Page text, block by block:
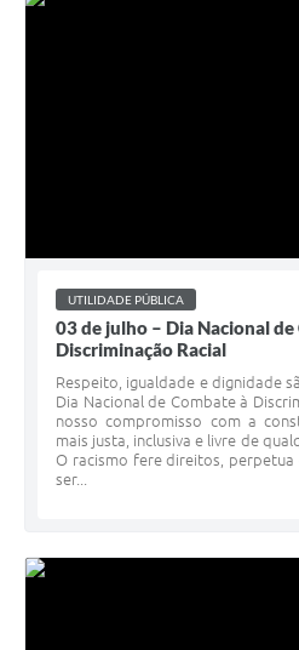
UTILIDADE PÚBLICA
03 de julho – Dia Nacional de
Discriminação Racial
Respeito, igualdade e dignidade
Dia Nacional de Combate à
nosso compromisso com a
mais justa, inclusiva e livre de
O racismo fere direitos,
ser...